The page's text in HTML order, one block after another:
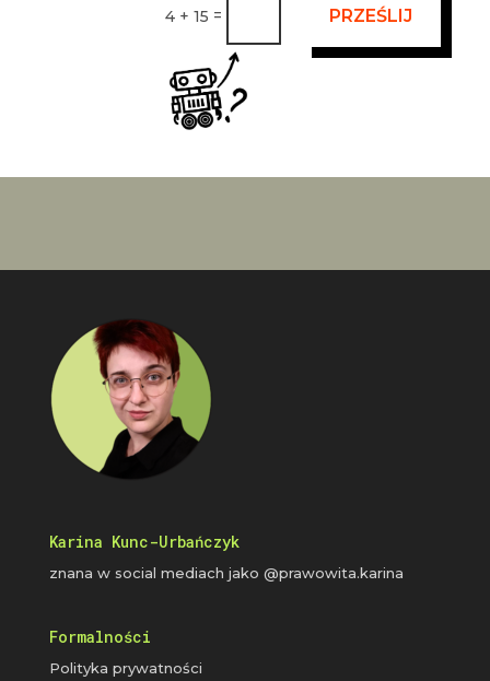
4 + 15 = PRZEŚLIJ
Karina Kunc-Urbańczyk
znana w social mediach jako @prawowita.karina
Formalności
Polityka prywatności